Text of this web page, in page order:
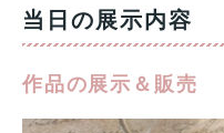
当日の展示内容
作品の展示＆販売